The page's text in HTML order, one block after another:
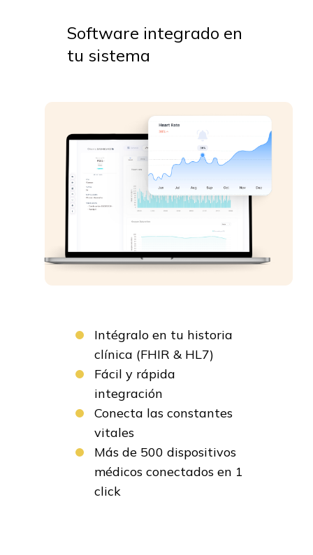
Software integrado en
tu sistema
Intégralo en tu historia
clínica (FHIR & HL7)
Fácil y rápida
integración
Conecta las constantes
vitales
Más de 500 dispositivos
médicos conectados en 1
click